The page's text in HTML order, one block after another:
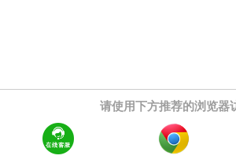
请使用下方推荐的浏览器